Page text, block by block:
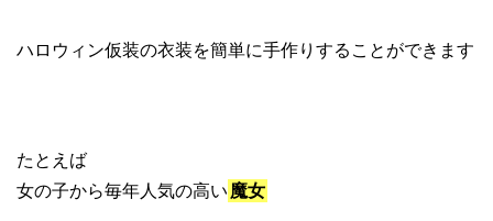
ハロウィン仮装の衣装を簡単に手作りすることができます
たとえば
女の子から毎年人気の高い 魔女